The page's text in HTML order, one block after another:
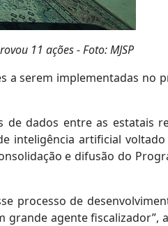
11 ações - Foto: MJSP
a serem implementadas no
dados entre as estatais
inteligência artificial
e difusão do
processo de
grande agente fiscalizador”,